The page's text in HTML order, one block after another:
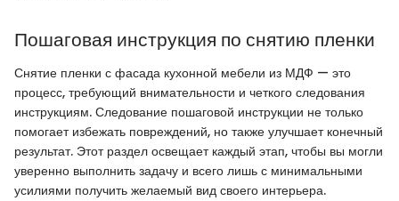
Пошаговая инструкция по снятию пленки
Снятие пленки с фасада кухонной мебели из МДФ — это
процесс, требующий внимательности и четкого следования
инструкциям. Следование пошаговой инструкции не только
помогает избежать повреждений, но также улучшает конечный
результат. Этот раздел освещает каждый этап, чтобы вы могли
уверенно выполнить задачу и всего лишь с минимальными
усилиями получить желаемый вид своего интерьера.